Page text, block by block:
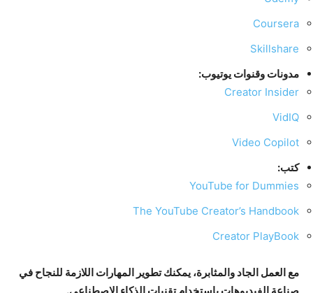
Coursera
Skillshare
مدونات وقنوات يوتيوب:
Creator Insider
VidIQ
Video Copilot
كتب:
YouTube for Dummies
The YouTube Creator’s Handbook
Creator PlayBook
مع العمل الجاد والمثابرة، يمكنك تطوير المهارات اللازمة للنجاح في
صناعة الفيديوهات باستخدام تقنيات الذكاء الاصطناعي.